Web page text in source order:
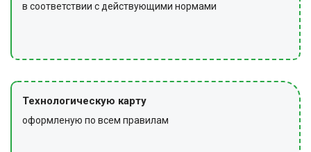
в соответствии с действующими нормами
Технологическую карту
оформленую по всем правилам